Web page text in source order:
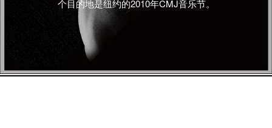
个目的地是纽约的2010年CMJ音乐节。